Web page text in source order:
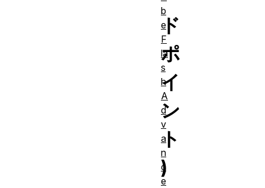
ド
ポ
イ
ン
ト
)
b
e
F
la
s
h
A
d
v
a
n
c
e